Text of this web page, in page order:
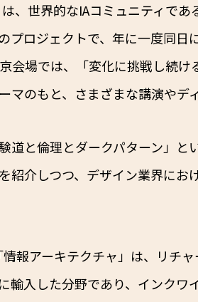
、世界的なIAコミュニティで
プロジェクトで、年に一度同日
会場では、「変化に挑戦し続
マのもと、さまざまな講演やデ
道と倫理とダークパターン」と
紹介しつつ、デザイン業界にお
報アーキテクチャ」は、リチ
輸入した分野であり、インクワ